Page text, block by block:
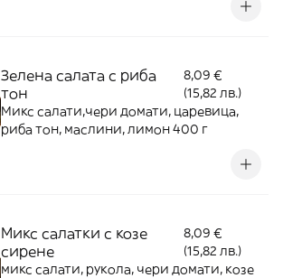
Зелена салата с риба
тон
8,09 €
(15,82 лв.)
Микс салати,чери домати, царевица,
риба тон, маслини, лимон 400 г
Микс салатки с козе
сирене
8,09 €
(15,82 лв.)
микс салати, рукола, чери домати, козе